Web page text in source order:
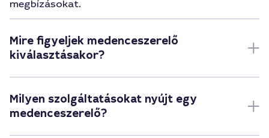
megbízásokat.
Mire figyeljek medenceszerelő
kiválasztásakor?
Milyen szolgáltatásokat nyújt egy
medenceszerelő?